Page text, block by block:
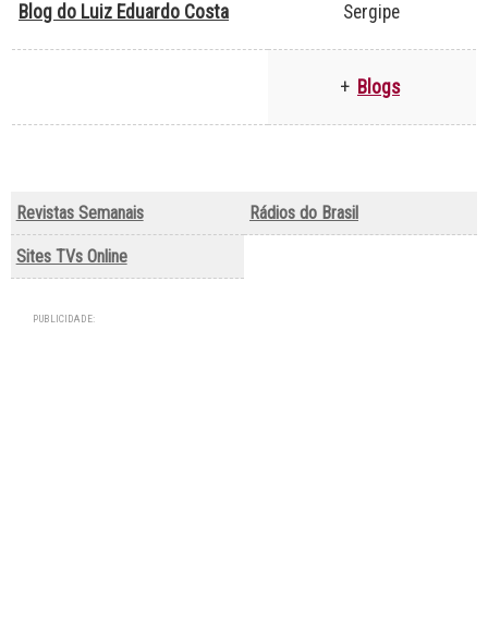
Blog do Luiz Eduardo Costa Sergipe
+ Blogs
Revistas Semanais Rádios do Brasil
Sites TVs Online
PUBLICIDADE: